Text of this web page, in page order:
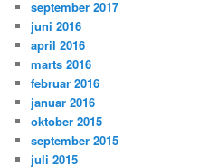
september 2017
juni 2016
april 2016
marts 2016
februar 2016
januar 2016
oktober 2015
september 2015
juli 2015